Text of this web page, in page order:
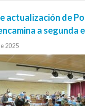
actualización de
a segunda
2025